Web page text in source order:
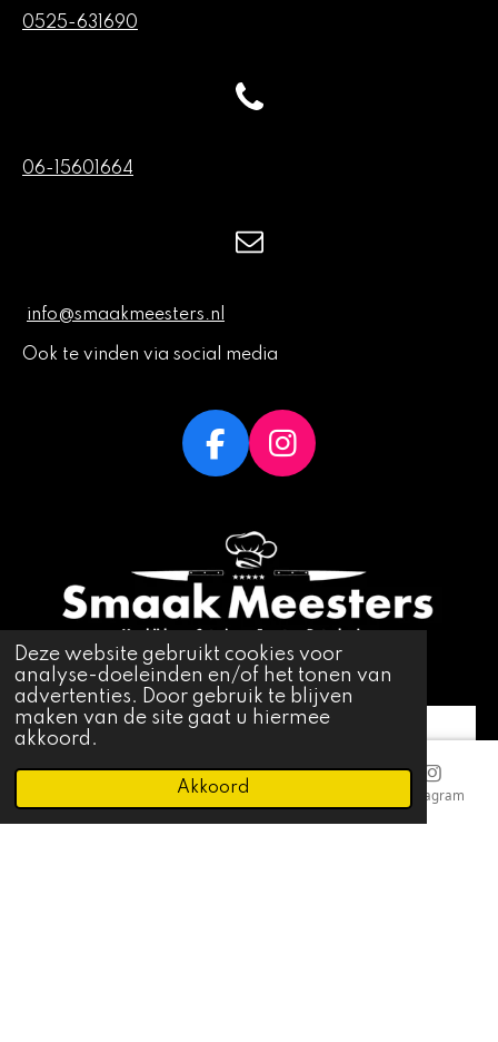
Deze website gebruikt cookies voor
analyse-doeleinden en/of het tonen van
advertenties. Door gebruik te blijven
maken van de site gaat u hiermee
akkoord.
Akkoord
0525-631690
06-15601664
info@smaakmeesters.nl
Ook te vinden via social media
F
e
b
o
o
k
I
a
g
r
a
m
Maaltijden
Catering - Buffetten & Barbecue
Telefoonnummer Instagram